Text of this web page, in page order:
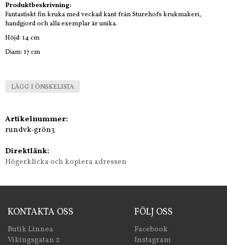
Produktbeskrivning:
Fantastiskt fin kruka med veckad kant från Sturehofs krukmakeri,
handgjord och alla exemplar är unika.
Höjd: 14 cm
Diam: 17 cm
LÄGG I ÖNSKELISTA
Artikelnummer:
rundvk-grön3
Direktlänk:
Högerklicka och kopiera adressen
KONTAKTA OSS
Butik Linnea
Vikingsgatan 2
FÖLJ OSS
Facebook
Instagram